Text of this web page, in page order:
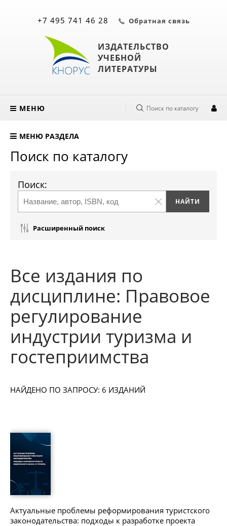
ИЗДАТЕЛЬСТВО
УЧЕБНОЙ
ЛИТЕРАТУРЫ
+7 495 741 46 28 Обратная связь
МЕНЮ Поиск по каталогу
МЕНЮ РАЗДЕЛА
Поиск по каталогу
Поиск:
Расширенный поиск
Все издания по
дисциплине: Правовое
регулирование
индустрии туризма и
гостеприимства
НАЙДЕНО ПО ЗАПРОСУ: 6 ИЗДАНИЙ
Актуальные проблемы реформирования туристского
законодательства: подходы к разработке проекта